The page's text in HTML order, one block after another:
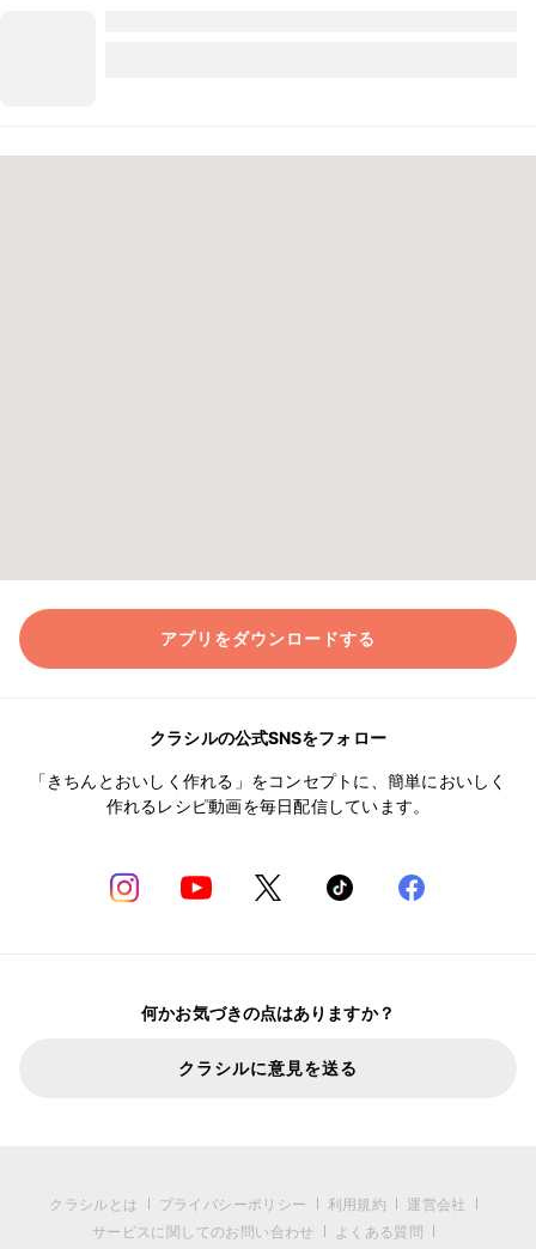
アプリをダウンロードする
クラシルの公式SNSをフォロー
「きちんとおいしく作れる」をコンセプトに、簡単においしく
作れるレシピ動画を毎日配信しています。
何かお気づきの点はありますか？
クラシルに意見を送る
クラシルとは プライバシーポリシー 利用規約
運営会社
サービスに関してのお問い合わせ
よくある質問